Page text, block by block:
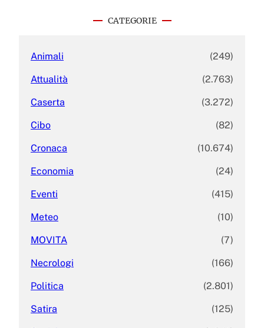
CATEGORIE
Animali (249)
Attualità (2.763)
Caserta (3.272)
Cibo (82)
Cronaca (10.674)
Economia (24)
Eventi (415)
Meteo (10)
MOVITA (7)
Necrologi (166)
Politica (2.801)
Satira (125)